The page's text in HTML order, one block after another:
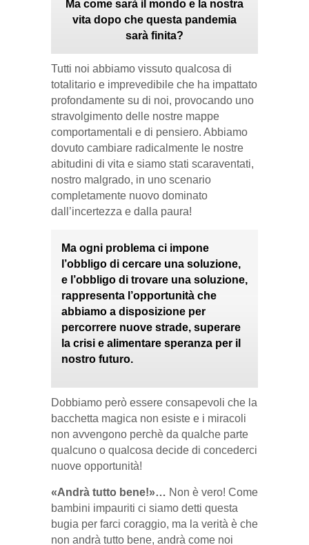
Ma come sarà il mondo e la nostra
vita dopo che questa pandemia
sarà finita?
Tutti noi abbiamo vissuto qualcosa di
totalitario e imprevedibile che ha impattato
profondamente su di noi, provocando uno
stravolgimento delle nostre mappe
comportamentali e di pensiero. Abbiamo
dovuto cambiare radicalmente le nostre
abitudini di vita e siamo stati scaraventati,
nostro malgrado, in uno scenario
completamente nuovo dominato
dall’incertezza e dalla paura!
Ma ogni problema ci impone
l’obbligo di cercare una soluzione,
e l’obbligo di trovare una soluzione,
rappresenta l’opportunità che
abbiamo a disposizione per
percorrere nuove strade, superare
la crisi e alimentare speranza per il
nostro futuro.
Dobbiamo però essere consapevoli che la
bacchetta magica non esiste e i miracoli
non avvengono perchè da qualche parte
qualcuno o qualcosa decide di concederci
nuove opportunità!
«Andrà tutto bene!»… Non è vero! Come
bambini impauriti ci siamo detti questa
bugia per farci coraggio, ma la verità è che
non andrà tutto bene, andrà come noi